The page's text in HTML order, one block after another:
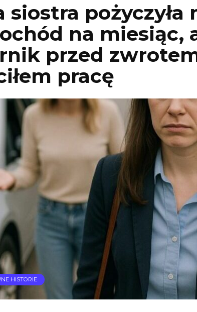
siostra pożyczyła
na miesiąc,
przed
pracę
HISTORIE